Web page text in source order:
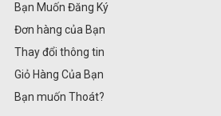
Bạn Muốn Đăng Ký
Đơn hàng của Bạn
Thay đổi thông tin
Giỏ Hàng Của Bạn
Bạn muốn Thoát?